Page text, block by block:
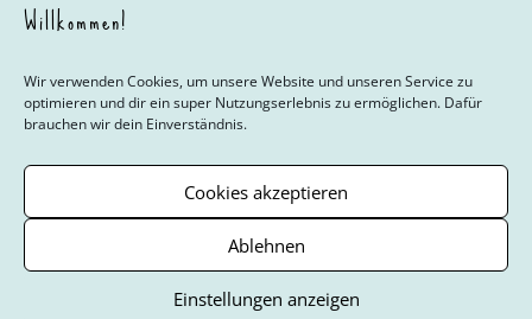
Willkommen!
Wir verwenden Cookies, um unsere Website und unseren Service zu
optimieren und dir ein super Nutzungserlebnis zu ermöglichen. Dafür
brauchen wir dein Einverständnis.
Cookies akzeptieren
Ablehnen
Einstellungen anzeigen
Beratungsstellen Links
Cookie-Richtlinie (EU)
© Verband für Interkulturelle Arbeit (VIA) Regionalverband Berlin/